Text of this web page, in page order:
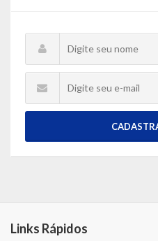
Escola Municipal De Ensino
Escola Municipal De Ensino
Obras e Viação
Links Rápidos